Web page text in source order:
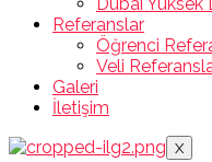
Dubai Yüksek
Referanslar
Öğrenci
Veli
Galeri
İletişim
X